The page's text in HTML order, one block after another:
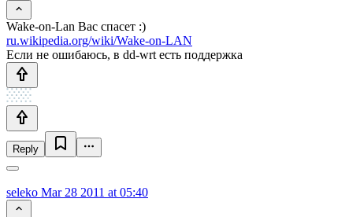
Wake-on-Lan Вас спасет :)
ru.wikipedia.org/wiki/Wake-on-LAN
Если не ошибаюсь, в dd-wrt есть поддержка
Reply
seleko Mar 28 2011 at 05:40